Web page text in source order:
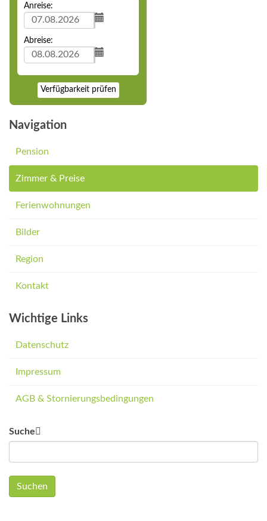
Anreise:
Abreise:
Verfügbarkeit prüfen
Navigation
Pension
Zimmer & Preise
Ferienwohnungen
Bilder
Region
Kontakt
Wichtige Links
Datenschutz
Impressum
AGB & Stornierungsbedingungen
Suche
Suchen